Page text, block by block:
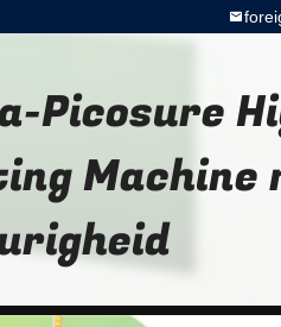
Picosure
Machine